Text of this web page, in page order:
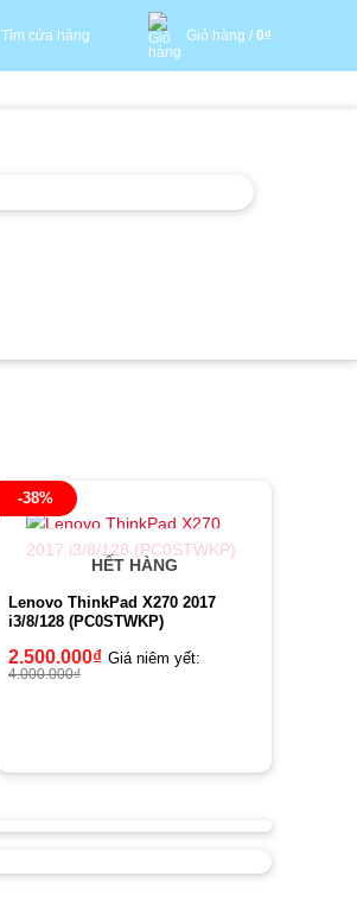
Tìm cửa hàng Giỏ hàng / 0₫
-38%
HẾT HÀNG
Lenovo ThinkPad X270 2017
i3/8/128 (PC0STWKP)
2.500.000₫ Giá niêm yết:
4.000.000₫